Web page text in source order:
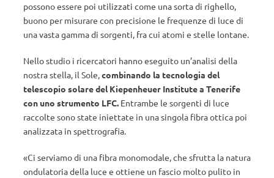
possono essere poi utilizzati come una sorta di righello,
buono per misurare con precisione le frequenze di luce di
una vasta gamma di sorgenti, fra cui atomi e stelle lontane.
Nello studio i ricercatori hanno eseguito un’analisi della
nostra stella, il Sole,combinando la tecnologia del
telescopio solare del Kiepenheuer Institute a Tenerife
con uno strumento LFC. Entrambe le sorgenti di luce
raccolte sono state iniettate in una singola fibra ottica poi
analizzata in spettrografia.
«Ci serviamo di una fibra monomodale, che sfrutta la natura
ondulatoria della luce e ottiene un fascio molto pulito in